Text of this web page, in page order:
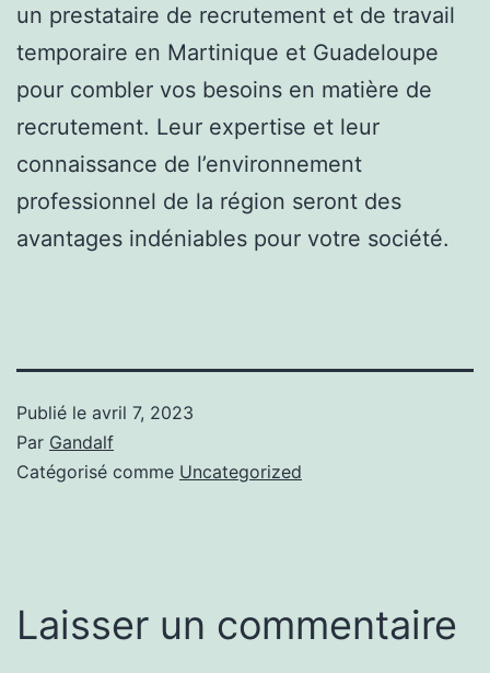
un prestataire de recrutement et de travail
temporaire en Martinique et Guadeloupe
pour combler vos besoins en matière de
recrutement. Leur expertise et leur
connaissance de l’environnement
professionnel de la région seront des
avantages indéniables pour votre société.
Publié le avril 7, 2023
Par Gandalf
Catégorisé comme Uncategorized
Laisser un commentaire